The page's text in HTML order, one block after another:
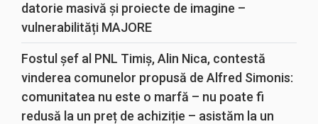
datorie masivă și proiecte de imagine –
vulnerabilități MAJORE
Fostul șef al PNL Timiș, Alin Nica, contestă
vinderea comunelor propusă de Alfred Simonis:
comunitatea nu este o marfă – nu poate fi
redusă la un preț de achiziție – asistăm la un